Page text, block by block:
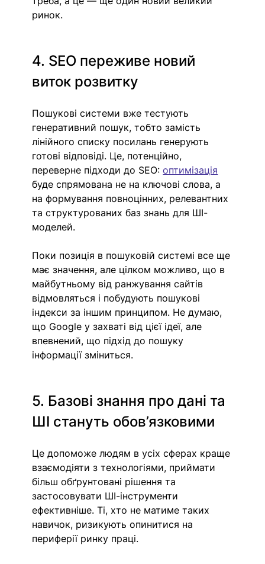
ринок.
4. SEO переживе новий
виток розвитку
Пошукові системи вже тестують
генеративний пошук, тобто замість
лінійного списку посилань генерують
готові відповіді. Це, потенційно,
переверне підходи до SEO: оптимізація
буде спрямована не на ключові слова, а
на формування повноцінних, релевантних
та структурованих баз знань для ШІ-
моделей.
Поки позиція в пошуковій системі все ще
має значення, але цілком можливо, що в
майбутньому від ранжування сайтів
відмовляться і побудують пошукові
індекси за іншим принципом. Не думаю,
що Google у захваті від цієї ідеї, але
впевнений, що підхід до пошуку
інформації зміниться.
5. Базові знання про дані та
ШІ стануть обов’язковими
Це допоможе людям в усіх сферах краще
взаємодіяти з технологіями, приймати
більш обґрунтовані рішення та
застосовувати ШІ-інструменти
ефективніше. Ті, хто не матиме таких
навичок, ризикують опинитися на
периферії ринку праці.